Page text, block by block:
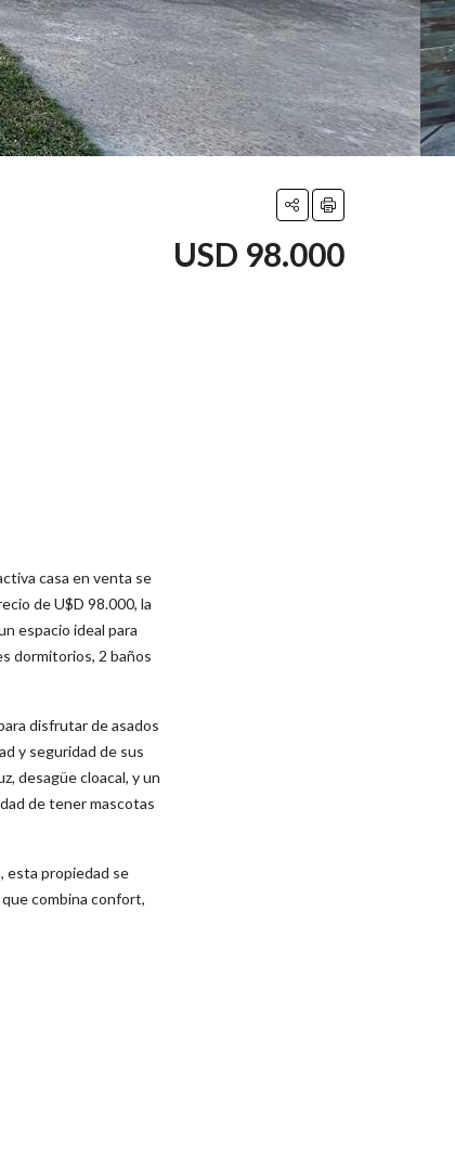
USD 98.000
casa en venta se
de U$D 98.000, la
espacio ideal para
dormitorios, 2 baños
disfrutar de asados
y seguridad de sus
desagüe cloacal, y un
de tener mascotas
esta propiedad se
combina confort,